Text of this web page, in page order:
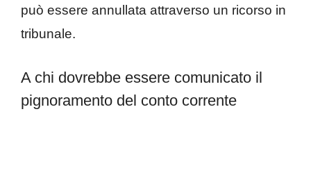
può essere annullata attraverso un ricorso in
tribunale.
A chi dovrebbe essere comunicato il
pignoramento del conto corrente